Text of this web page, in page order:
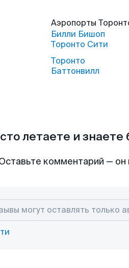
Аэропорты
Билли Бишоп
Торонто Сити
Торонто
Баттонвилл
летаете и
комментарий —